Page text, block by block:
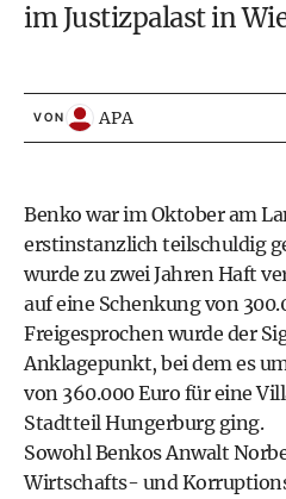
im Justizpalast in
VON APA
Benko war im Oktober am
erstinstanzlich teilschuldig
wurde zu zwei Jahren Haft
auf eine Schenkung von
Freigesprochen wurde der
Anklagepunkt, bei dem es
von 360.000 Euro für eine
Stadtteil Hungerburg ging.
Sowohl Benkos Anwalt
Wirtschafts- und